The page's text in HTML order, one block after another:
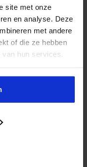
site met onze
en analyse. Deze
met andere
of die ze hebben
hun services.
ex-